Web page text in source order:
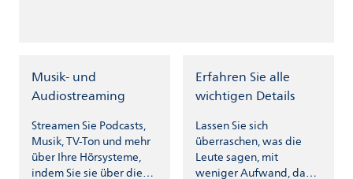
Musik- und
Audiostreaming
Streamen Sie Podcasts,
Musik, TV-Ton und mehr
über Ihre Hörsysteme,
indem Sie sie über die
Erfahren Sie alle
wichtigen Details
Lassen Sie sich
überraschen, was die
Leute sagen, mit
weniger Aufwand, da